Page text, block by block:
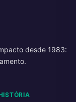
desde 1983: